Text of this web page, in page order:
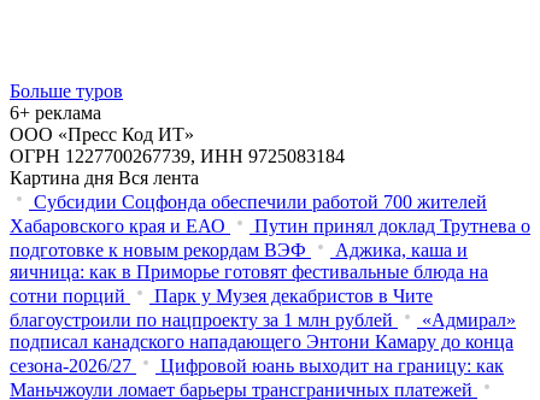
Больше туров
6+ реклама
ООО «Пресс Код ИТ»
ОГРН 1227700267739, ИНН 9725083184
Картина дня Вся лента
Субсидии Соцфонда обеспечили работой 700 жителей
Хабаровского края и ЕАО
Путин принял доклад Трутнева о
подготовке к новым рекордам ВЭФ
Аджика, каша и
яичница: как в Приморье готовят фестивальные блюда на
сотни порций
Парк у Музея декабристов в Чите
благоустроили по нацпроекту за 1 млн рублей
«Адмирал»
подписал канадского нападающего Энтони Камару до конца
сезона-2026/27
Цифровой юань выходит на границу: как
Маньчжоули ломает барьеры трансграничных платежей